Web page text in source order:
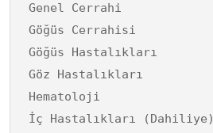
Genel Cerrahi
Göğüs Cerrahisi
Göğüs Hastalıkları
Göz Hastalıkları
Hematoloji
İç Hastalıkları (Dahiliye)